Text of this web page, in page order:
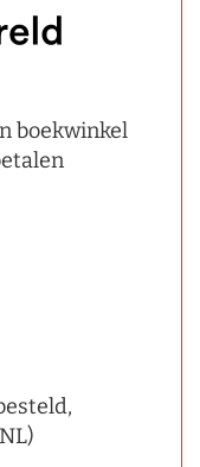
boekwinkel